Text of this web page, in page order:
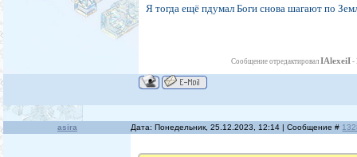
Я тогда ещё пдумал Боги снова шагают по
Сообщение отредактировалIAlexeiI -
asira Дата: Понедельник, 25.12.2023, 12:14 | Сообщение #